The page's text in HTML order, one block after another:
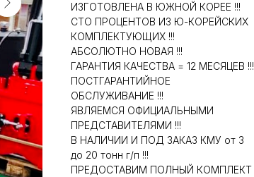
ИЗГОТОВЛЕНА В ЮЖНОЙ КОРЕЕ !!!
СТО ПРОЦЕНТОВ ИЗ Ю-КОРЕЙСКИХ
КОМПЛЕКТУЮЩИХ !!!
АБСОЛЮТНО НОВАЯ !!!
ГАРАНТИЯ КАЧЕСТВА = 12 МЕСЯЦЕВ !!!
ПОСТГАРАНТИЙНОЕ
ОБСЛУЖИВАНИЕ !!!
ЯВЛЯЕМСЯ ОФИЦИАЛЬНЫМИ
ПРЕДСТАВИТЕЛЯМИ !!!
В НАЛИЧИИ И ПОД ЗАКАЗ КМУ от 3
до 20 тонн г/п !!!
ПРЕДОСТАВИМ ПОЛНЫЙ КОМПЛЕКТ